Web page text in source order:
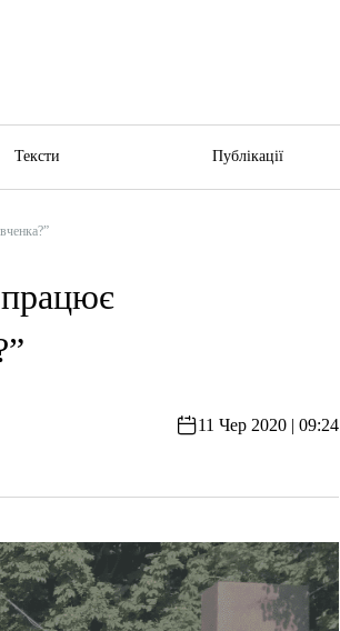
Тексти Публікації
11 Чер 2020 | 09:24